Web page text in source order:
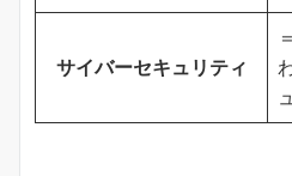
サイバーセキュリティ